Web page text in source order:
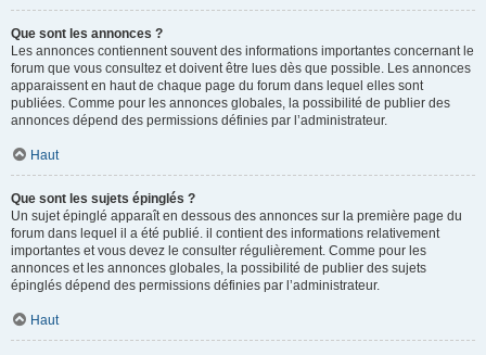
Que sont les annonces ?
Les annonces contiennent souvent des informations importantes concernant le
forum que vous consultez et doivent être lues dès que possible. Les annonces
apparaissent en haut de chaque page du forum dans lequel elles sont
publiées. Comme pour les annonces globales, la possibilité de publier des
annonces dépend des permissions définies par l’administrateur.
Haut
Que sont les sujets épinglés ?
Un sujet épinglé apparaît en dessous des annonces sur la première page du
forum dans lequel il a été publié. il contient des informations relativement
importantes et vous devez le consulter régulièrement. Comme pour les
annonces et les annonces globales, la possibilité de publier des sujets
épinglés dépend des permissions définies par l’administrateur.
Haut